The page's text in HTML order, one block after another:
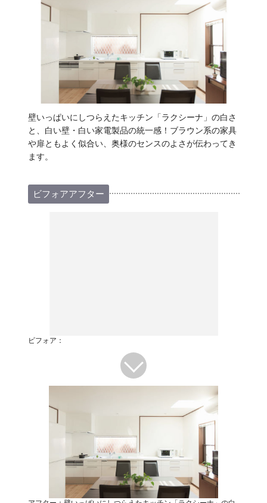
壁いっぱいにしつらえたキッチン「ラクシーナ」の白さ
と、白い壁・白い家電製品の統一感！ブラウン系の家具
や扉ともよく似合い、奥様のセンスのよさが伝わってき
ます。
ビフォアアフター
ビフォア：